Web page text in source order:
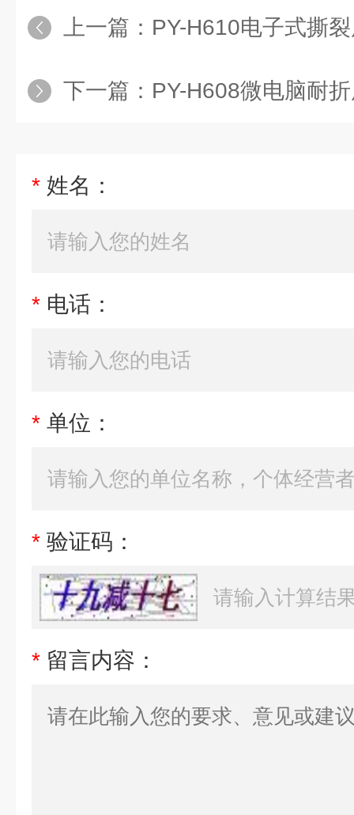
上一篇： PY-H610电子式撕
下一篇： PY-H608微电脑耐
* 姓名：
* 电话：
* 单位：
* 验证码：
* 留言内容：